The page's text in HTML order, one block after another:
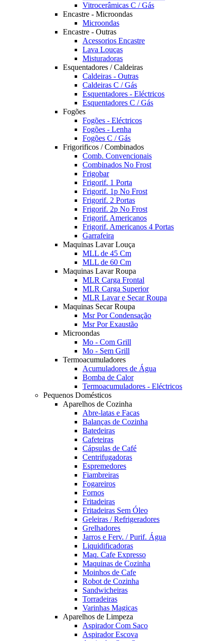
Vitrocerâmicas C / Gás
Encastre - Microondas
Microondas
Encastre - Outras
Acessorios Encastre
Lava Louças
Misturadoras
Esquentadores / Caldeiras
Caldeiras - Outras
Caldeiras C / Gás
Esquentadores - Eléctricos
Esquentadores C / Gás
Fogões
Fogões - Eléctricos
Fogões - Lenha
Fogões C / Gás
Frigorificos / Combinados
Comb. Convencionais
Combinados No Frost
Frigobar
Frigorif. 1 Porta
Frigorif. 1p No Frost
Frigorif. 2 Portas
Frigorif. 2p No Frost
Frigorif. Americanos
Frigorif. Americanos 4 Portas
Garrafeira
Maquinas Lavar Louça
MLL de 45 Cm
MLL de 60 Cm
Maquinas Lavar Roupa
MLR Carga Frontal
MLR Carga Superior
MLR Lavar e Secar Roupa
Maquinas Secar Roupa
Msr Por Condensação
Msr Por Exaustão
Microondas
Mo - Com Grill
Mo - Sem Grill
Termoacumuladores
Acumuladores de Água
Bomba de Calor
Termoacumuladores - Eléctricos
Pequenos Domésticos
Aparelhos de Cozinha
Abre-latas e Facas
Balanças de Cozinha
Batedeiras
Cafeteiras
Cápsulas de Café
Centrifugadoras
Espremedores
Fiambreiras
Fogareiros
Fornos
Fritadeiras
Fritadeiras Sem Óleo
Geleiras / Refrigeradores
Grelhadores
Jarros e Ferv. / Purif. Água
Liquidificadoras
Maq. Cafe Expresso
Maquinas de Cozinha
Moinhos de Cafe
Robot de Cozinha
Sandwicheiras
Torradeiras
Varinhas Magicas
Aparelhos de Limpeza
Aspirador Com Saco
Aspirador Escova